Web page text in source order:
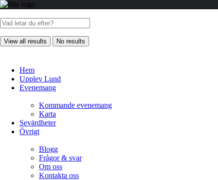
View all results No results
Hem
Upplev Lund
Evenemang
Kommande evenemang
Karta
Sevärdheter
Övrigt
Blogg
Frågor & svar
Om oss
Kontakta oss